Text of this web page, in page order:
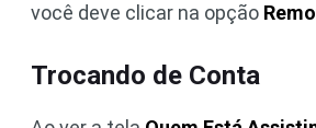
você deve clicar na opção
Trocando de Conta